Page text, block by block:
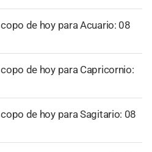
de hoy para Acuario: 08
de hoy para Capricornio:
de hoy para Sagitario: 08